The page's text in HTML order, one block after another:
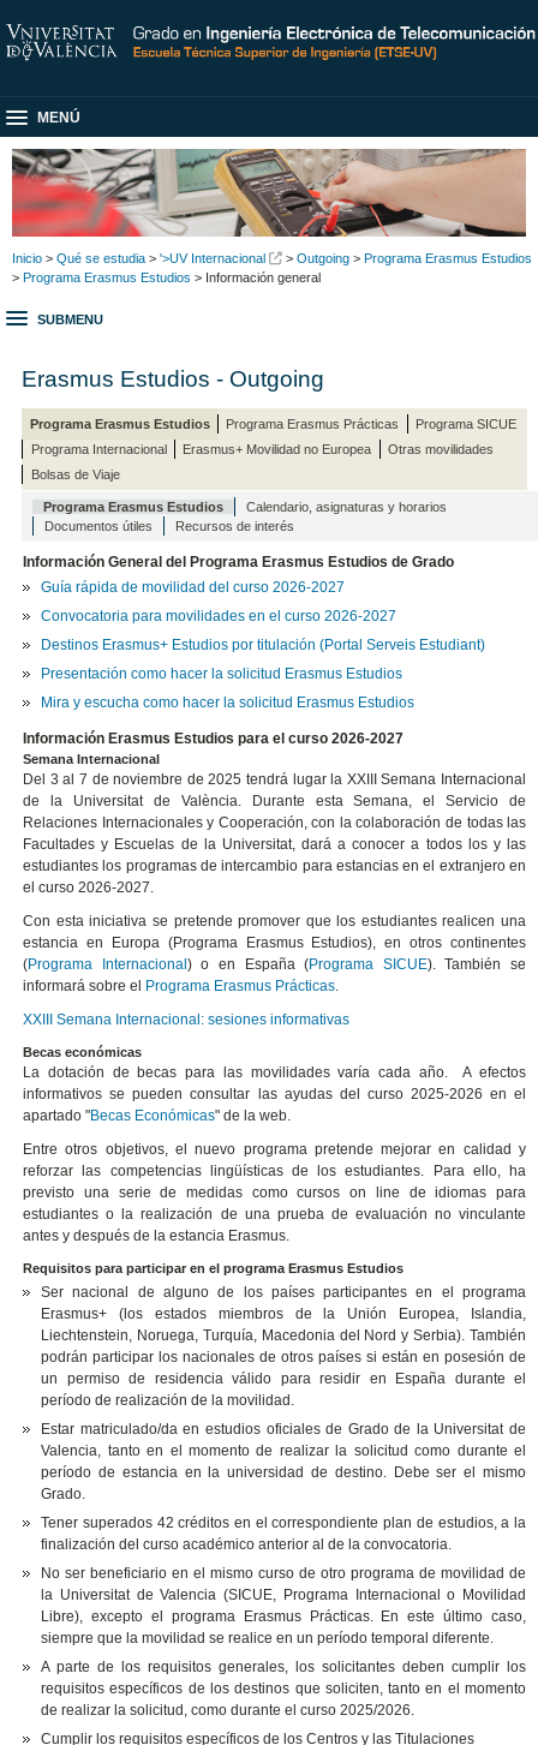
MENÚ
Inicio > Qué se estudia > '>UV Internacional > Outgoing > Programa Erasmus Estudios
> Programa Erasmus Estudios > Información general
SUBMENU
Erasmus Estudios - Outgoing
Programa Erasmus Estudios Programa Erasmus Prácticas
Programa SICUE
Programa Internacional
Erasmus+ Movilidad no Europea
Otras movilidades
Bolsas de Viaje
Programa Erasmus Estudios
Calendario, asignaturas y horarios
Documentos útiles
Recursos de interés
Información General del Programa Erasmus Estudios de Grado
Guía rápida de movilidad del curso 2026-2027
Convocatoria para movilidades en el curso 2026-2027
Destinos Erasmus+ Estudios por titulación (Portal Serveis Estudiant)
Presentación como hacer la solicitud Erasmus Estudios
Mira y escucha como hacer la solicitud Erasmus Estudios
Información Erasmus Estudios para el curso 2026-2027
Semana Internacional
Del 3 al 7 de noviembre de 2025 tendrá lugar la XXIII Semana Internacional
de la Universitat de València. Durante esta Semana, el Servicio de
Relaciones Internacionales y Cooperación, con la colaboración de todas las
Facultades y Escuelas de la Universitat, dará a conocer a todos los y las
estudiantes los programas de intercambio para estancias en el extranjero en
el curso 2026-2027.
Con esta iniciativa se pretende promover que los estudiantes realicen una
estancia en Europa (Programa Erasmus Estudios), en otros continentes
(Programa Internacional ) o en España (Programa SICUE). También se
informará sobre el
Programa Erasmus Prácticas.
XXIII Semana Internacional: sesiones informativas
Becas económicas
La dotación de becas para las movilidades varía cada año. A efectos
informativos se pueden consultar las ayudas del curso 2025-2026 en el
apartado "Becas Económicas" de la web.
Entre otros objetivos, el nuevo programa pretende mejorar en calidad y
reforzar las competencias lingüísticas de los estudiantes. Para ello, ha
previsto una serie de medidas como cursos on line de idiomas para
estudiantes o la realización de una prueba de evaluación no vinculante
antes y después de la estancia Erasmus.
Requisitos para participar en el programa Erasmus Estudios
Ser nacional de alguno de los países participantes en el programa
Erasmus+ (los estados miembros de la Unión Europea, Islandia,
Liechtenstein, Noruega, Turquía, Macedonia del Nord y Serbia). También
podrán participar los nacionales de otros países si están en posesión de
un permiso de residencia válido para residir en España durante el
período de realización de la movilidad.
Estar matriculado/da en estudios oficiales de Grado de la Universitat de
Valencia, tanto en el momento de realizar la solicitud como durante el
período de estancia en la universidad de destino. Debe ser el mismo
Grado.
Tener superados 42 créditos en el correspondiente plan de estudios, a la
finalización del curso académico anterior al de la convocatoria.
No ser beneficiario en el mismo curso de otro programa de movilidad de
la Universitat de Valencia (SICUE, Programa Internacional o Movilidad
Libre), excepto el programa Erasmus Prácticas. En este último caso,
siempre que la movilidad se realice en un período temporal diferente.
A parte de los requisitos generales, los solicitantes deben cumplir los
requisitos específicos de los destinos que soliciten, tanto en el momento
de realizar la solicitud, como durante el curso 2025/2026.
Cumplir los requisitos específicos de los Centros y las Titulaciones